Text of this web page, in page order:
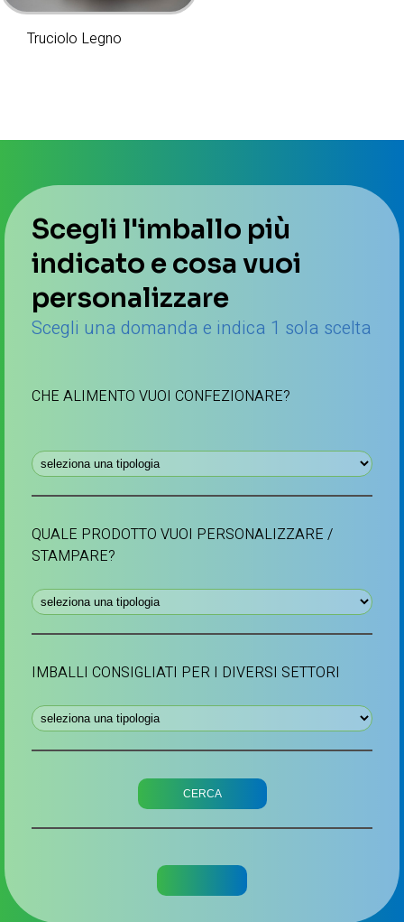
Truciolo Legno
Scegli l'imballo più
indicato e cosa vuoi
personalizzare
Scegli una domanda e indica 1 sola scelta
CHE ALIMENTO VUOI CONFEZIONARE?
QUALE PRODOTTO VUOI PERSONALIZZARE /
STAMPARE?
IMBALLI CONSIGLIATI PER I DIVERSI SETTORI